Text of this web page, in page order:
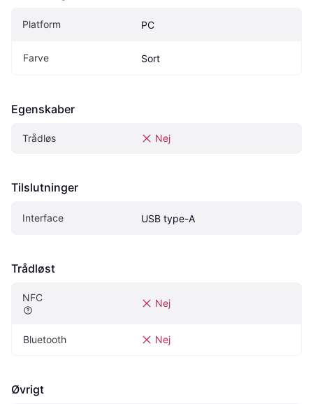
Platform PC
Farve Sort
Egenskaber
Trådløs Nej
Tilslutninger
Interface USB type-A
Trådløst
NFC Nej
Bluetooth Nej
Øvrigt